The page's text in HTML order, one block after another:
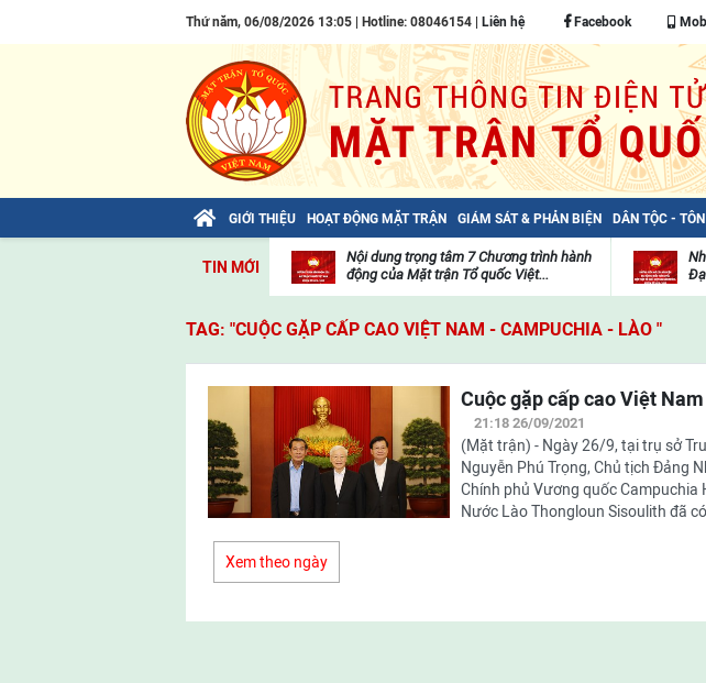
Thứ năm, 06/08/2026 13:05 | Hotline: 08046154 | Liên hệ Facebook
GIỚI THIỆU HOẠT ĐỘNG MẶT TRẬN GIÁM SÁT & PHẢN BIỆN DÂN TỘC -
TIN MỚI
Bài viết của Tổng Bí thư Tô Lâm: TIẾN
viện
Nội dung trọng tâm 7 Chương trình hành
động của Mặt trận Tổ quốc Việt...
viện
TAG: "CUỘC GẶP CẤP CAO VIỆT NAM - CAMPUCHIA - LÀO "
Cuộc gặp cấp cao Việt
21:18 26/09/2021
(Mặt trận) - Ngày 26/9, tại trụ sở
Nguyễn Phú Trọng, Chủ tịch Đảng
Chính phủ Vương quốc Campuchia
Nước Lào Thongloun Sisoulith đã có
Xem theo ngày